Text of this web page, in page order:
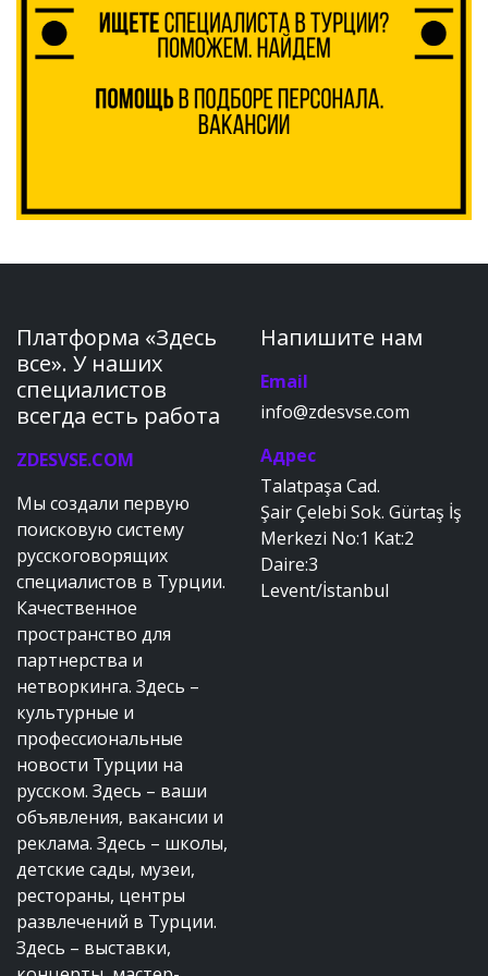
Платформа «Здесь
все». У наших
специалистов
всегда есть работа
ZDESVSE.COM
Мы создали первую
поисковую систему
русскоговорящих
специалистов в Турции.
Качественное
пространство для
партнерства и
нетворкинга. Здесь –
культурные и
профессиональные
новости Турции на
русском. Здесь – ваши
объявления, вакансии и
реклама. Здесь – школы,
детские сады, музеи,
рестораны, центры
развлечений в Турции.
Здесь – выставки,
Напишите нам
Email
info@zdesvse.com
Адрес
Talatpaşa Cad.
Şair Çelebi Sok. Gürtaş İş
Merkezi No:1 Kat:2
Daire:3
Levent/İstanbul